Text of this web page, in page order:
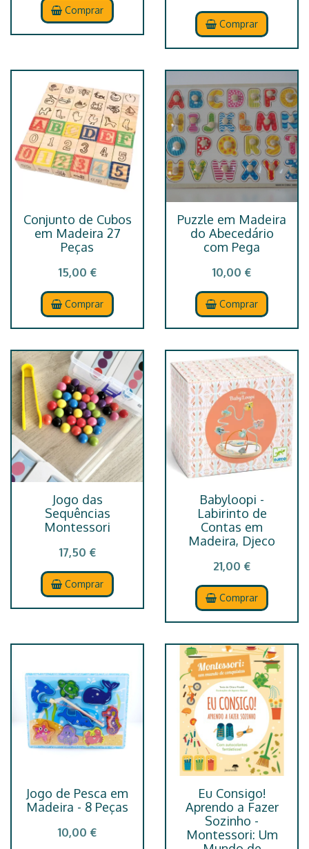
Comprar
Comprar
Conjunto de Cubos
em Madeira 27
Peças
15,00 €
Comprar
Puzzle em Madeira
do Abecedário
com Pega
10,00 €
Comprar
Jogo das
Sequências
Montessori
17,50 €
Comprar
Babyloopi -
Labirinto de
Contas em
Madeira, Djeco
21,00 €
Comprar
Jogo de Pesca em
Madeira - 8 Peças
10,00 €
Eu Consigo!
Aprendo a Fazer
Sozinho -
Montessori: Um